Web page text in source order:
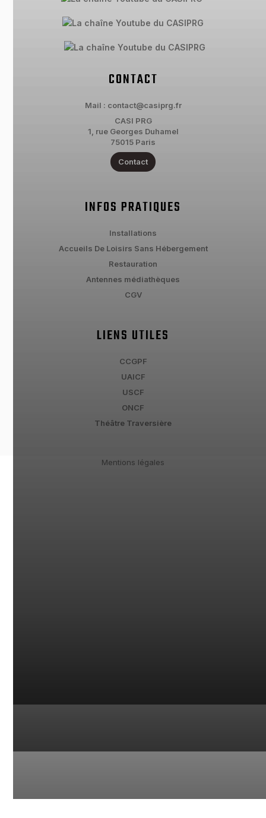
CONTACT
Mail : contact@casiprg.fr
CASI PRG
1, rue Georges Duhamel
75015 Paris
Contact
INFOS PRATIQUES
Installations
Accueils De Loisirs Sans Hébergement
Restauration
Antennes médiathèques
CGV
LIENS UTILES
CCGPF
UAICF
USCF
ONCF
Théâtre Traversière
Mentions légales